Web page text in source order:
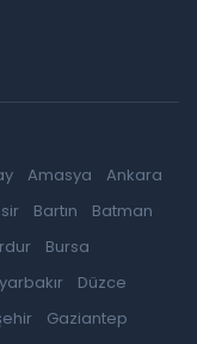
Amasya
Ankara
Bartın
Batman
Bursa
Düzce
Gaziantep